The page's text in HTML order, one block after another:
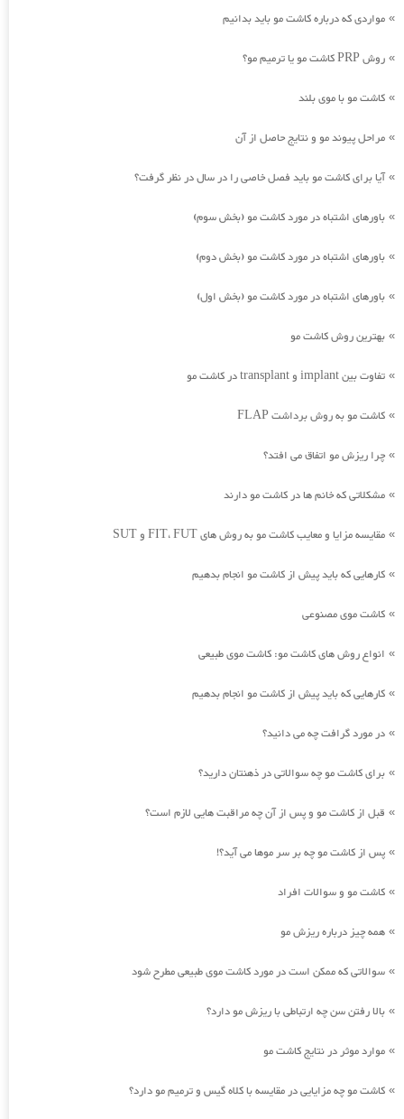
» مواردی که درباره کاشت مو باید بدانیم
» روش PRP کاشت مو یا ترمیم مو؟
» کاشت مو با موی بلند
» مراحل پیوند مو و نتایج حاصل از آن
»آیا برای کاشت مو باید فصل خاصی را در سال در نظر گرفت؟
» باورهای اشتباه در مورد کاشت مو (بخش سوم)
» باورهای اشتباه در مورد کاشت مو (بخش دوم)
» باورهای اشتباه در مورد کاشت مو (بخش اول)
» بهترین روش کاشت مو
» تفاوت بین implant و transplant در کاشت مو
» کاشت مو به روش برداشت FLAP
» چرا ریزش مو اتفاق می افتد؟
» مشکلاتی که خانم ها در کاشت مو دارند
» مقایسه مزایا و معایب کاشت مو به روش های FIT، FUT و SUT
» کارهایی که باید پیش از کاشت مو انجام بدهیم
» کاشت موی مصنوعی
» انواع روش های کاشت مو: کاشت موی طبیعی
» کارهایی که باید پیش از کاشت مو انجام بدهیم
» در مورد گرافت چه می دانید؟
» برای کاشت مو چه سوالاتی در ذهنتان دارید؟
» قبل از کاشت مو و پس از آن چه مراقبت هایی لازم است؟
» پس از کاشت مو چه بر سر موها می آید؟!
» کاشت مو و سوالات افراد
» همه چیز درباره ریزش مو
» سوالاتی که ممکن است در مورد کاشت موی طبیعی مطرح شود
» بالا رفتن سن چه ارتباطی با ریزش مو دارد؟
» موارد موثر در نتایج کاشت مو
» کاشت مو چه مزایایی در مقایسه با کلاه گیس و ترمیم مو دارد؟